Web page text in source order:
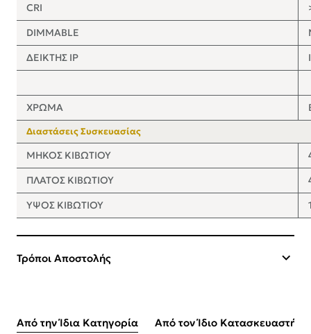
CRI
DIMMABLE
ΔΕΙΚΤΗΣ IP
ΧΡΩΜΑ
Διαστάσεις Συσκευασίας
ΜΗΚΟΣ ΚΙΒΩΤΙΟΥ
ΠΛΑΤΟΣ ΚΙΒΩΤΙΟΥ
ΥΨΟΣ ΚΙΒΩΤΙΟΥ
Τρόποι Αποστολής
Από την Ίδια Κατηγορία Από τον Ίδιο Κατασκευαστή